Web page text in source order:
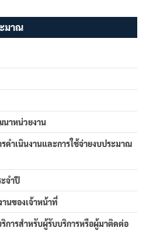
มาณ
าหน่วยงาน
ดำเนินงานและการใช้จ่ายงบประมาณ
จำปี
นของเจ้าหน้าที่
การสำหรับผู้รับบริการหรือผู้มาติดต่อ